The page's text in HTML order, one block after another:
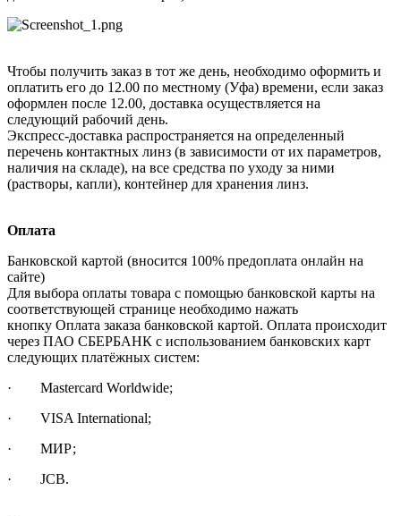
Чтобы получить заказ в тот же день, необходимо оформить и
оплатить его до 12.00 по местному (Уфа) времени, если заказ
оформлен после 12.00, доставка осуществляется на
следующий рабочий день.
Экспресс-доставка распространяется на определенный
перечень контактных линз (в зависимости от их параметров,
наличия на складе), на все средства по уходу за ними
(растворы, капли), контейнер для хранения линз.
Оплата
Банковской картой (вносится 100% предоплата онлайн на
сайте)
Для выбора оплаты товара с помощью банковской карты на
соответствующей странице необходимо нажать
кнопку Оплата заказа банковской картой. Оплата происходит
через ПАО СБЕРБАНК с использованием банковских карт
следующих платёжных систем:
· Mastercard Worldwide;
· VISA International;
· МИР;
· JCB.